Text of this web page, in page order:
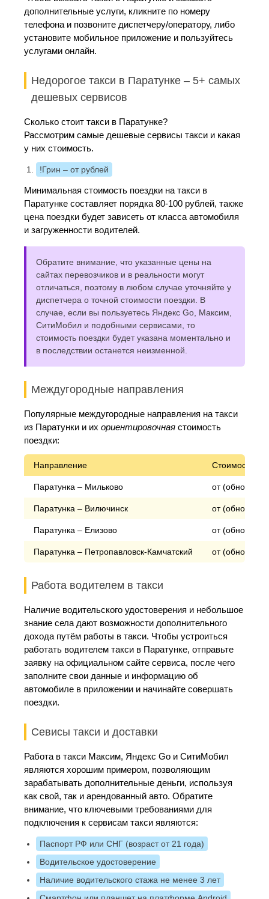
дополнительные услуги, кликните по номеру
телефона и позвоните диспетчеру/оператору, либо
установите мобильное приложение и пользуйтесь
услугами онлайн.
Недорогое такси в Паратунке – 5+ самых
дешевых сервисов
Сколько стоит такси в Паратунке?
Рассмотрим самые дешевые сервисы такси и какая
у них стоимость.
!Грин – от рублей
Минимальная стоимость поездки на такси в
Паратунке составляет порядка 80-100 рублей, также
цена поездки будет зависеть от класса автомобиля
и загруженности водителей.
Обратите внимание, что указанные цены на
сайтах перевозчиков и в реальности могут
отличаться, поэтому в любом случае уточняйте у
диспетчера о точной стоимости поездки. В
случае, если вы пользуетесь Яндекс Go, Максим,
СитиМобил и подобными сервисами, то
стоимость поездки будет указана моментально и
в последствии останется неизменной.
Междугородные направления
Популярные междугородные направления на такси
из Паратунки и их ориентировочная стоимость
поездки:
Направление Стоимость
Паратунка – Мильково от
Паратунка – Вилючинск от
Паратунка – Елизово от
Паратунка – Петропавловск-Камчатский от
Работа водителем в такси
Наличие водительского удостоверения и небольшое
знание села дают возможности дополнительного
дохода путём работы в такси. Чтобы устроиться
работать водителем такси в Паратунке, отправьте
заявку на официальном сайте сервиса, после чего
заполните свои данные и информацию об
автомобиле в приложении и начинайте совершать
поездки.
Севисы такси и доставки
Работа в такси Максим, Яндекс Go и СитиМобил
являются хорошим примером, позволяющим
зарабатывать дополнительные деньги, используя
как свой, так и арендованный авто. Обратите
внимание, что ключевыми требованиями для
подключения к сервисам такси являются:
Паспорт РФ или СНГ (возраст от 21 года)
Водительское удостоверение
Наличие водительского стажа не менее 3 лет